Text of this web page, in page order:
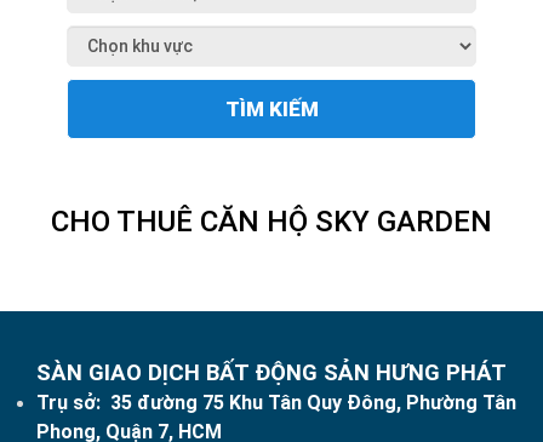
TÌM KIẾM
CHO THUÊ CĂN HỘ SKY GARDEN
SÀN GIAO DỊCH BẤT ĐỘNG SẢN HƯNG PHÁT
Trụ sở: 35 đường 75 Khu Tân Quy Đông, Phường Tân
Phong, Quận 7, HCM